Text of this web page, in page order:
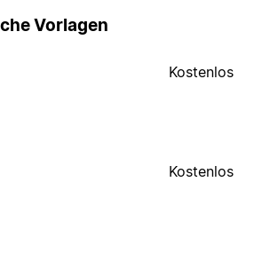
Vorlagen
Kostenlos
Kostenlos